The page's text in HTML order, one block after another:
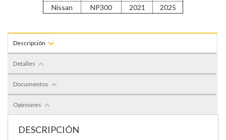
Nissan NP300 2021 2025
Descripción
Detalles
Documentos
Opiniones
DESCRIPCIÓN